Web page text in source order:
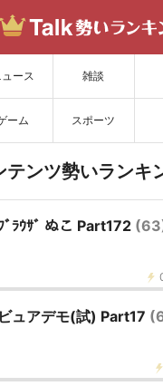
ュース 雑談
ーム スポーツ
サイトを更新
テンツ勢いランキ
ﾗｳｻﾞ ぬこ Part172
ュアデモ(試) Part17